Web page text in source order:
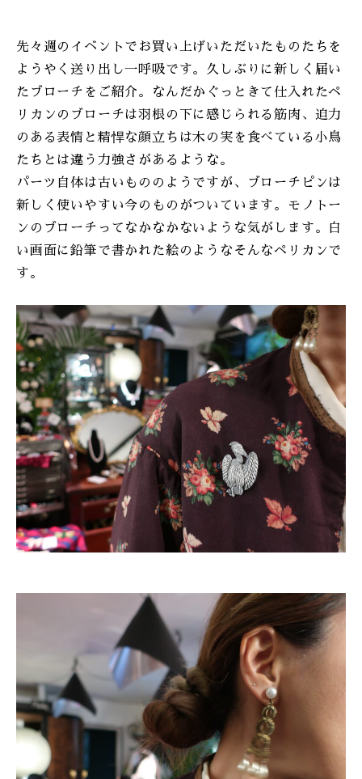
先々週のイベントでお買い上げいただいたものたちを
ようやく送り出し一呼吸です。久しぶりに新しく届い
たブローチをご紹介。なんだかぐっときて仕入れたペ
リカンのブローチは羽根の下に感じられる筋肉、迫力
のある表情と精悍な顔立ちは木の実を食べている小鳥
たちとは違う力強さがあるような。
パーツ自体は古いもののようですが、ブローチピンは
新しく使いやすい今のものがついています。モノトー
ンのブローチってなかなかないような気がします。白
い画面に鉛筆で書かれた絵のようなそんなペリカンで
す。